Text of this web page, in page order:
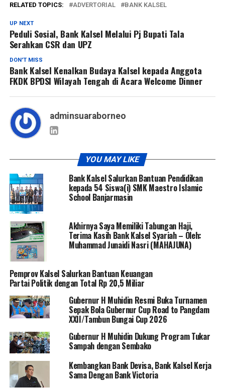
RELATED TOPICS: ADVERTORIAL BANK KALSEL
UP NEXT
Peduli Sosial, Bank Kalsel Melalui Pj Bupati Tala
Serahkan CSR dan UPZ
DON'T MISS
Bank Kalsel Kenalkan Budaya Kalsel kepada Anggota
FKDK BPDSI Wilayah Tengah di Acara Welcome Dinner
adminsuaraborneo
YOU MAY LIKE
Bank Kalsel Salurkan Bantuan Pendidikan
kepada 54 Siswa(i) SMK Maestro Islamic
School Banjarmasin
Akhirnya Saya Memiliki Tabungan Haji,
Terima Kasih Bank Kalsel Syariah – Oleh:
Muhammad Junaidi Nasri (MAHAJUNA)
Pemprov Kalsel Salurkan Bantuan Keuangan
Partai Politik dengan Total Rp 20,5 Miliar
Gubernur H Muhidin Resmi Buka Turnamen
Sepak Bola Gubernur Cup Road to Pangdam
XXII/Tambun Bungai Cup 2026
Gubernur H Muhidin Dukung Program Tukar
Sampah dengan Sembako
Kembangkan Bank Devisa, Bank Kalsel Kerja
Sama Dengan Bank Victoria